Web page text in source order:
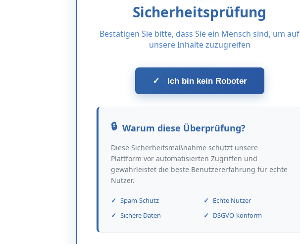
Sicherheitsprüfung
Bestätigen Sie bitte, dass Sie ein Mensch sind, um auf
unsere Inhalte zuzugreifen
✓ Ich bin kein Roboter
Warum diese Überprüfung?
Diese Sicherheitsmaßnahme schützt unsere
Plattform vor automatisierten Zugriffen und
gewährleistet die beste Benutzererfahrung für echte
Nutzer.
Spam-Schutz
Echte Nutzer
Sichere Daten
DSGVO-konform